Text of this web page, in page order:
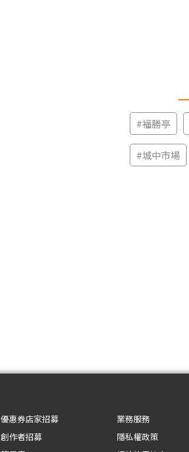
#福勝亭
#城中市場
優惠券店家招募
創作者招募
業務服務
隱私權政策